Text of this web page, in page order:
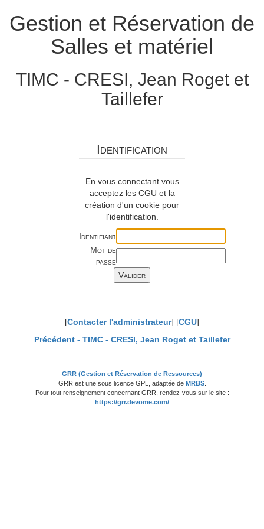
Gestion et Réservation de
Salles et matériel
TIMC - CRESI, Jean Roget et
Taillefer
Identification
En vous connectant vous
acceptez les CGU et la
création d'un cookie pour
l'identification.
Identifiant
Mot de
passe
[Contacter l'administrateur] [CGU]
Précédent - TIMC - CRESI, Jean Roget et Taillefer
GRR (Gestion et Réservation de Ressources)
GRR est une sous licence GPL, adaptée de MRBS.
Pour tout renseignement concernant GRR, rendez-vous sur le site :
https://grr.devome.com/